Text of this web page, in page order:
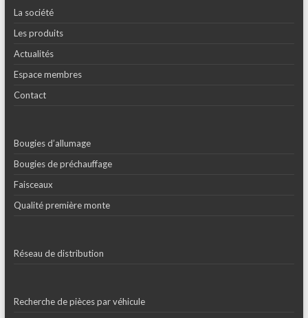
La société
Les produits
Actualités
Espace membres
Contact
Bougies d’allumage
Bougies de préchauffage
Faisceaux
Qualité première monte
Réseau de distribution
Recherche de pièces par véhicule